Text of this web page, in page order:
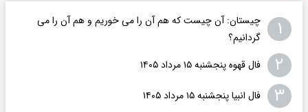
۱
چیستان: آن چیست که هم آن را می خوریم و هم آن را می
گردانیم؟
۲ فال قهوه پنجشنبه ۱۵ مرداد ۱۴۰۵
۳ فال انبیا پنجشنبه ۱۵ مرداد ۱۴۰۵